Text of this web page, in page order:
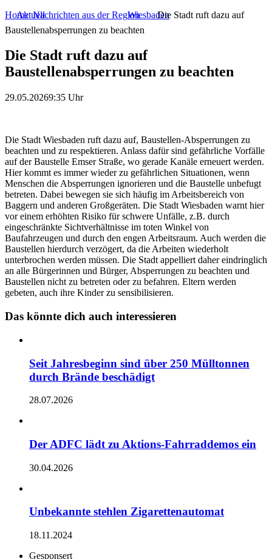
HomeAktuellNachrichten aus der RegionWiesbadenDie Stadt ruft dazu auf
Baustellenabsperrungen zu beachten
Die Stadt ruft dazu auf
Baustellenabsperrungen zu beachten
29.05.20269:35 Uhr
Die Stadt Wiesbaden ruft dazu auf, Baustellen-Absperrungen zu
beachten und zu respektieren. Anlass dafür sind gefährliche Vorfälle
auf der Baustelle Emser Straße, wo gerade Kanäle erneuert werden.
Hier kommt es immer wieder zu gefährlichen Situationen, wenn
Menschen die Absperrungen ignorieren und die Baustelle unbefugt
betreten. Dabei bewegen sie sich häufig im Arbeitsbereich von
Baggern und anderen Großgeräten. Die Stadt Wiesbaden warnt hier
vor einem erhöhten Risiko für schwere Unfälle, z.B. durch
eingeschränkte Sichtverhältnisse im toten Winkel von
Baufahrzeugen und durch den engen Arbeitsraum. Auch werden die
Baustellen hierdurch verzögert, da die Arbeiten wiederholt
unterbrochen werden müssen. Die Stadt appelliert daher eindringlich
an alle Bürgerinnen und Bürger, Absperrungen zu beachten und
Baustellen nicht zu betreten oder zu befahren. Eltern werden
gebeten, auch ihre Kinder zu sensibilisieren.
Das könnte dich auch interessieren
Seit Jahresbeginn sind über 250 Mülltonnen
durch Brände beschädigt
28.07.2026
Der ADFC lädt zu Aktions-Fahrraddemos ein
30.04.2026
Unbekannte stehlen Zigarettenautomat
18.11.2024
Gesponsert